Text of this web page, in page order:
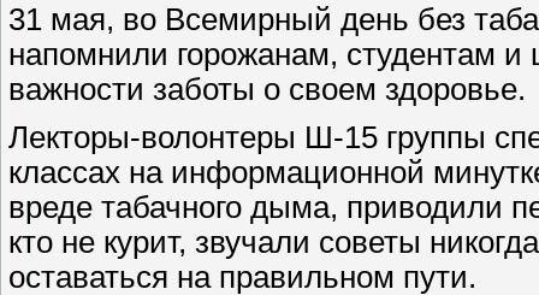
31 мая, во Всемирный день без
напомнили горожанам, студентам и
важности заботы о своем здоровье.
Лекторы-волонтеры Ш-15 группы
классах на информационной
вреде табачного дыма, приводили
кто не курит, звучали советы
оставаться на правильном пути.